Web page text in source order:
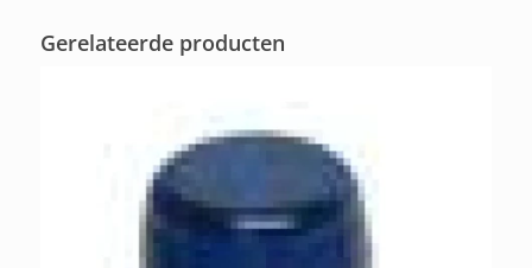
Gerelateerde producten